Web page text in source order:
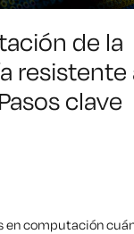
de la
resistente
clave
en computación